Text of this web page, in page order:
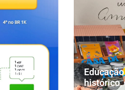
Primária
histórico,